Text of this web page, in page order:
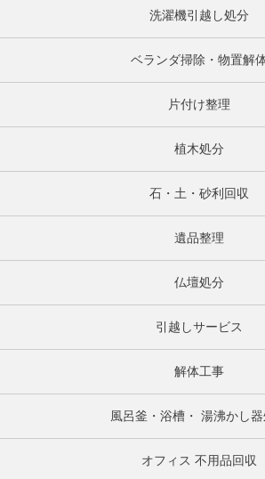
洗濯機引越し処分
ベランダ掃除・物置解
片付け整理
植木処分
石・土・砂利回収
遺品整理
仏壇処分
引越しサービス
解体工事
風呂釜・浴槽・ 湯沸かし
オフィス 不用品回収